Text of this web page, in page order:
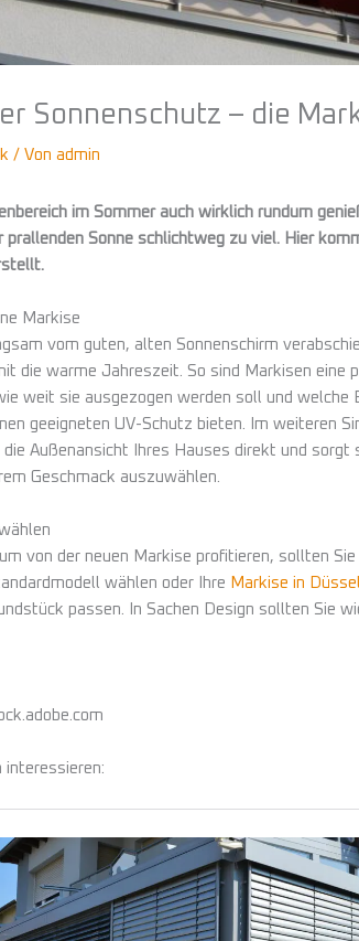
Sonnenschutz – die
/ Von admin
im Sommer auch wirklich rundum
prallenden Sonne schlichtweg zu viel. Hier
Markise
vom guten, alten Sonnenschirm
die warme Jahreszeit. So sind Markisen
weit sie ausgezogen werden soll und
geeigneten UV-Schutz bieten. Im weiteren
die Außenansicht Ihres Hauses direkt und
Geschmack auszuwählen.
von der neuen Markise profitieren, sollten
wählen oder Ihre Markise in
passen. In Sachen Design sollten Sie
interessieren: